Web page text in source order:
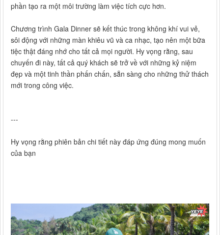
phần tạo ra một môi trường làm việc tích cực hơn.
Chương trình Gala Dinner sẽ kết thúc trong không khí vui vẻ,
sôi động với những màn khiêu vũ và ca nhạc, tạo nên một bữa
tiệc thật đáng nhớ cho tất cả mọi người. Hy vọng rằng, sau
chuyến đi này, tất cả quý khách sẽ trở về với những kỷ niệm
đẹp và một tinh thần phấn chấn, sẵn sàng cho những thử thách
mới trong công việc.
---
Hy vọng rằng phiên bản chi tiết này đáp ứng đúng mong muốn
của bạn